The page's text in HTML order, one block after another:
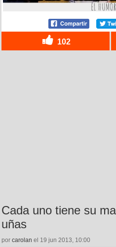
102
Cada uno tiene su
uñas
por carolan el 19 jun 2013, 10:00